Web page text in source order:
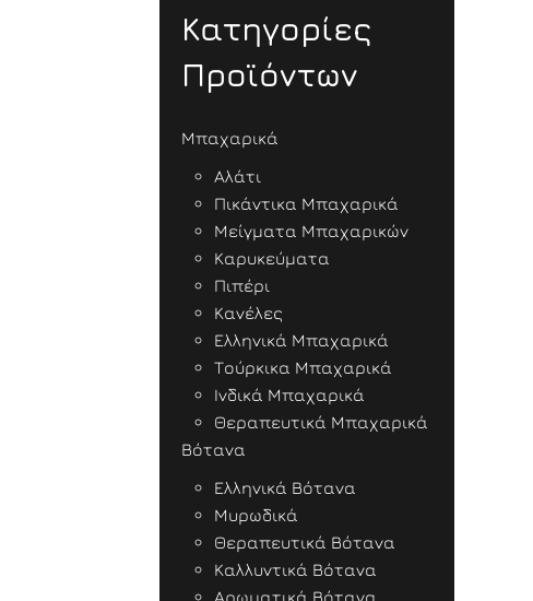
Κατηγορίες
Προϊόντων
Μπαχαρικά
Αλάτι
Πικάντικα Μπαχαρικά
Μείγματα Μπαχαρικών
Καρυκεύματα
Πιπέρι
Κανέλες
Ελληνικά Μπαχαρικά
Τούρκικα Μπαχαρικά
Ινδικά Μπαχαρικά
Θεραπευτικά Μπαχαρικά
Βότανα
Ελληνικά Βότανα
Μυρωδικά
Θεραπευτικά Βότανα
Καλλυντικά Βότανα
Αρωματικά Βότανα